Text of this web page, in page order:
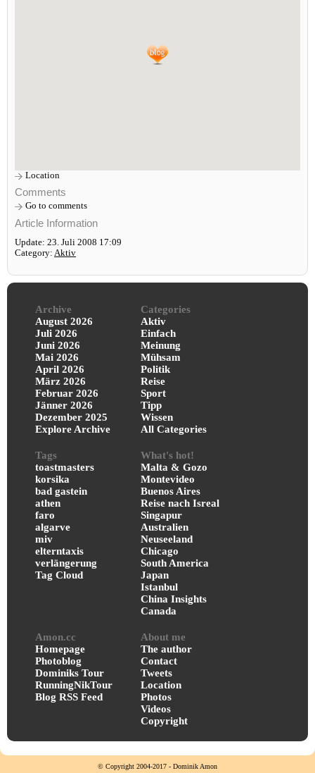
Location
Comments
Go to comments
Article Information
Update: 23. Juli 2008 17:09
Category: Aktiv
Archive
August 2026
Juli 2026
Juni 2026
Mai 2026
April 2026
März 2026
Februar 2026
Jänner 2026
Dezember 2025
Explore Archive
Categories
Aktiv
Einfach
Meinung
Mühsam
Politik
Reise
Sport
Tipp
Wissen
All Categories
Tags
toastmasters
korsika
bad gastein
athen
faro
algarve
miv
elterntaxis
verlängerung
Tag Cloud
What's hot!
Malta & Gozo
Montevideo
Buenos Aires
Reise nach Isreal
Singapur
Australien
Neuseeland
Chicago
South America
Japan
Istanbul
China Insights
Canada
Amon.cc
Homepage
Photoblog
Dominiks Tour
RunningNikTour
Blog RSS Feed
About me
The author
Contact
Tweets
Location
Photos
Videos
Copyright
© Copyright 2004-2017 - Dominik Amon